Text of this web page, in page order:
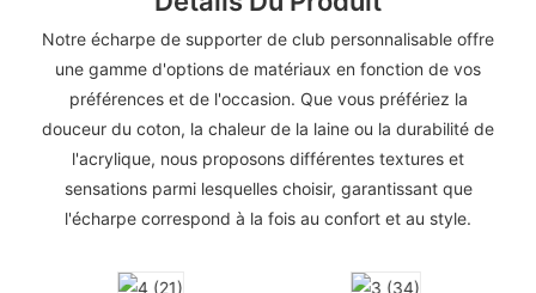
Notre écharpe de supporter de club personnalisable offre
une gamme d'options de matériaux en fonction de vos
préférences et de l'occasion. Que vous préfériez la
douceur du coton, la chaleur de la laine ou la durabilité de
l'acrylique, nous proposons différentes textures et
sensations parmi lesquelles choisir, garantissant que
l'écharpe correspond à la fois au confort et au style.